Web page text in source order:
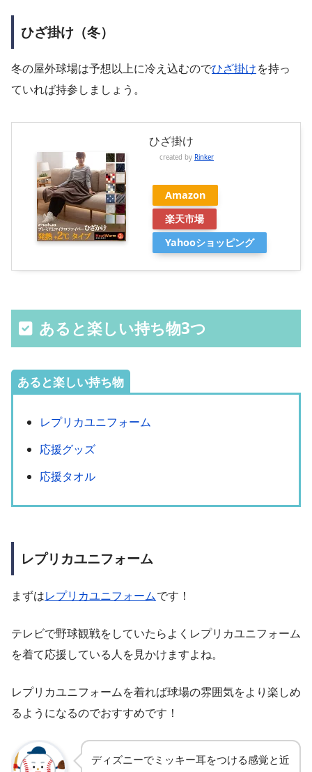
ひざ掛け（冬）
冬の屋外球場は予想以上に冷え込むのでひざ掛けを持っ
ていれば持参しましょう。
ひざ掛け
created by Rinker
Amazon
楽天市場
Yahooショッピング
あると楽しい持ち物3つ
あると楽しい持ち物
レプリカユニフォーム
応援グッズ
応援タオル
レプリカユニフォーム
まずはレプリカユニフォームです！
テレビで野球観戦をしていたらよくレプリカユニフォーム
を着て応援している人を見かけますよね。
レプリカユニフォームを着れば球場の雰囲気をより楽しめ
るようになるのでおすすめです！
ディズニーでミッキー耳をつける感覚と近